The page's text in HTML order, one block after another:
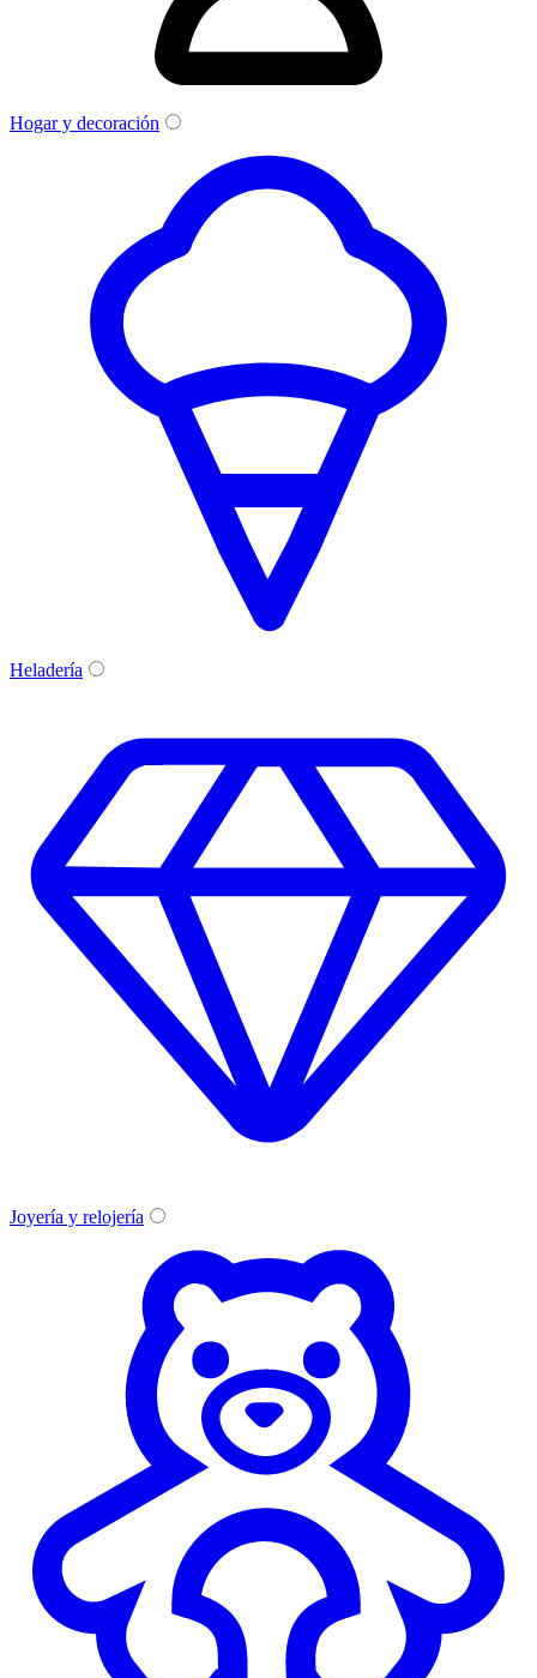
Hogar y decoración
Heladería
Joyería y relojería